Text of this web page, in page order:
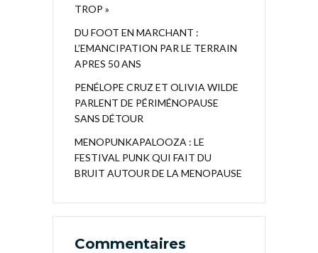
TROP »
DU FOOT EN MARCHANT :
L’EMANCIPATION PAR LE TERRAIN
APRES 50 ANS
PENÉLOPE CRUZ ET OLIVIA WILDE
PARLENT DE PÉRIMÉNOPAUSE
SANS DÉTOUR
MENOPUNKAPALOOZA : LE
FESTIVAL PUNK QUI FAIT DU
BRUIT AUTOUR DE LA MENOPAUSE
Commentaires